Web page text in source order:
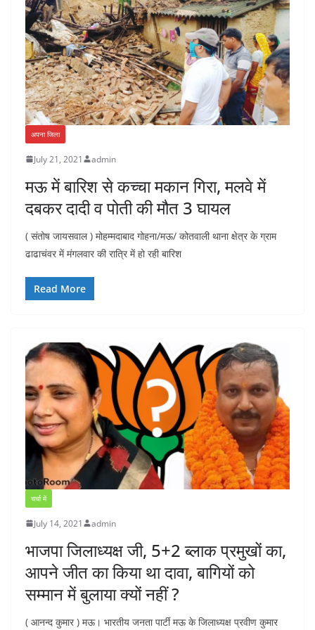
अपना जिला
July 21, 2021 admin
मऊ में बारिश से कच्चा मकान गिरा, मलवे में
दबकर दादी व पोती की मौत 3 घायल
( संतोष जायसवाल ) मोहम्मदाबाद गोहना/मऊ/ कोतवाली थाना क्षेत्र के ग्राम
ढाढाचंवर में मंगलवार की रात्रि में हो रही बारिश
Read More
चर्चा में
July 14, 2021 admin
भाजपा जिलाध्यक्ष जी, 5+2 ब्लाक प्रमुखों का,
आपने जीत का किया था दावा, बागियों को
सम्मान में बुलाया क्यों नहीं ?
( आनन्द कुमार ) मऊ। भारतीय जनता पार्टी मऊ के जिलाध्यक्ष प्रवीण कुमार